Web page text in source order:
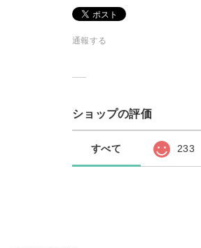
通報する
ショップの評価
すべて 233